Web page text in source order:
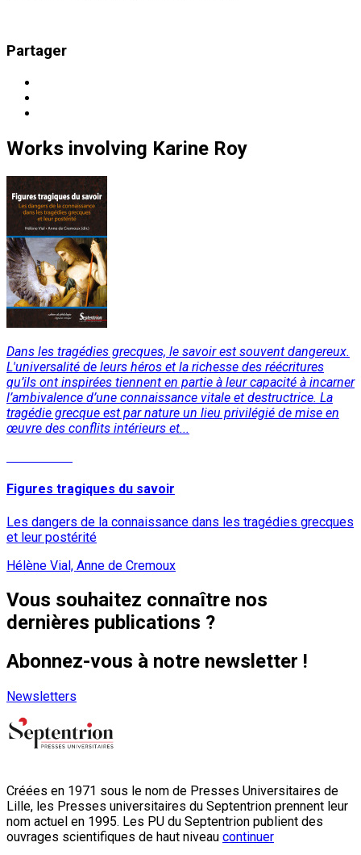
Partager
Works involving Karine Roy
Dans les tragédies grecques, le savoir est souvent dangereux.
L'universalité de leurs héros et la richesse des réécritures
qu’ils ont inspirées tiennent en partie à leur capacité à incarner
l’ambivalence d’une connaissance vitale et destructrice. La
tragédie grecque est par nature un lieu privilégié de mise en
œuvre des conflits intérieurs et...
Figures tragiques du savoir
Les dangers de la connaissance dans les tragédies grecques
et leur postérité
Hélène Vial, Anne de Cremoux
Vous souhaitez connaître nos
dernières publications ?
Abonnez-vous à notre newsletter !
Newsletters
Créées en 1971 sous le nom de Presses Universitaires de
Lille, les Presses universitaires du Septentrion prennent leur
nom actuel en 1995. Les PU du Septentrion publient des
ouvrages scientifiques de haut niveau continuer